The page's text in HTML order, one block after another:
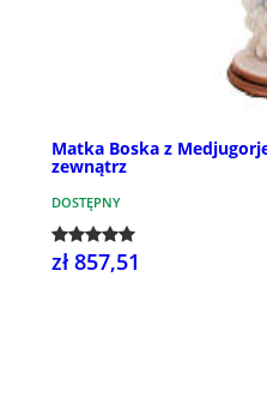
Matka Boska z
zewnątrz
DOSTĘPNY
zł 857,51